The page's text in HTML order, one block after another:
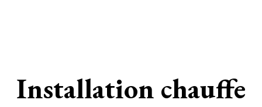
Installation chauffe